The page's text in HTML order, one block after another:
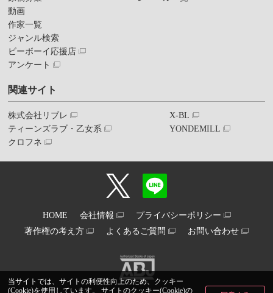
当サイトでは、サイトの利便性向上のため、クッキー
(Cookie)を使用しています。 サイトのクッキー(Cookie)の
動画
作家一覧
ジャンル検索
ビーボーイ応援店
アンケート
関連サイト
株式会社リブレ
ティーンズラブ・乙女系
クロフネ
X-BL
YONDEMILL
HOME 会社情報
プライバシーポリシー
著作権の考え方
よくあるご質問 お問い合わせ